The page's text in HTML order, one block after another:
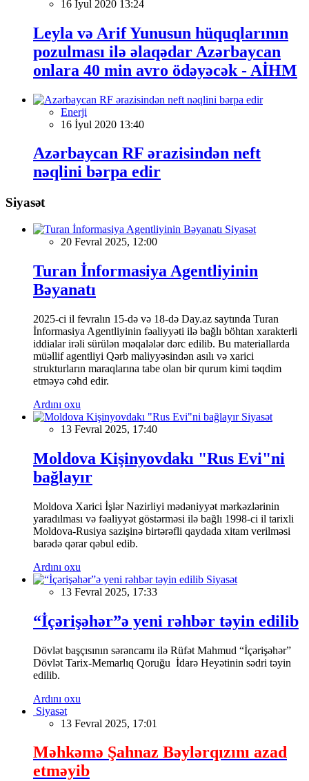
16 İyul 2020 13:24
Leyla və Arif Yunusun hüquqlarının
pozulması ilə əlaqədar Azərbaycan
onlara 40 min avro ödəyəcək - AİHM
Enerji
16 İyul 2020 13:40
Azərbaycan RF ərazisindən neft
nəqlini bərpa edir
Siyasət
Siyasət
20 Fevral 2025, 12:00
Turan İnformasiya Agentliyinin
Bəyanatı
2025-ci il fevralın 15-də və 18-də Day.az saytında Turan
İnformasiya Agentliyinin fəaliyyəti ilə bağlı böhtan xarakterli
iddialar irəli sürülən məqalələr dərc edilib. Bu materiallarda
müəllif agentliyi Qərb maliyyəsindən asılı və xarici
strukturların maraqlarına tabe olan bir qurum kimi təqdim
etməyə cəhd edir.
Ardını oxu
Siyasət
13 Fevral 2025, 17:40
Moldova Kişinyovdakı "Rus Evi"ni
bağlayır
Moldova Xarici İşlər Nazirliyi mədəniyyət mərkəzlərinin
yaradılması və fəaliyyət göstərməsi ilə bağlı 1998-ci il tarixli
Moldova-Rusiya sazişinə birtərəfli qaydada xitam verilməsi
barədə qərar qəbul edib.
Ardını oxu
Siyasət
13 Fevral 2025, 17:33
“İçərişəhər”ə yeni rəhbər təyin edilib
Dövlət başçısının sərəncamı ilə Rüfət Mahmud “İçərişəhər”
Dövlət Tarix-Memarlıq Qoruğu İdarə Heyətinin sədri təyin
edilib.
Ardını oxu
Siyasət
13 Fevral 2025, 17:01
Məhkəmə Şahnaz Bəylərqızını azad
etməyib